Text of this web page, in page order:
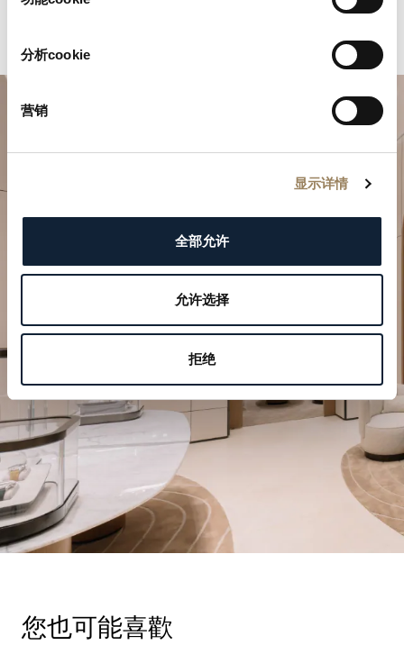
分析cookie
营销
显示详情
全部允许
允许选择
拒绝
規劃您的非凡時刻
於我們的精品店探索寶璣的製錶作品。
預約參觀
您也可能喜歡